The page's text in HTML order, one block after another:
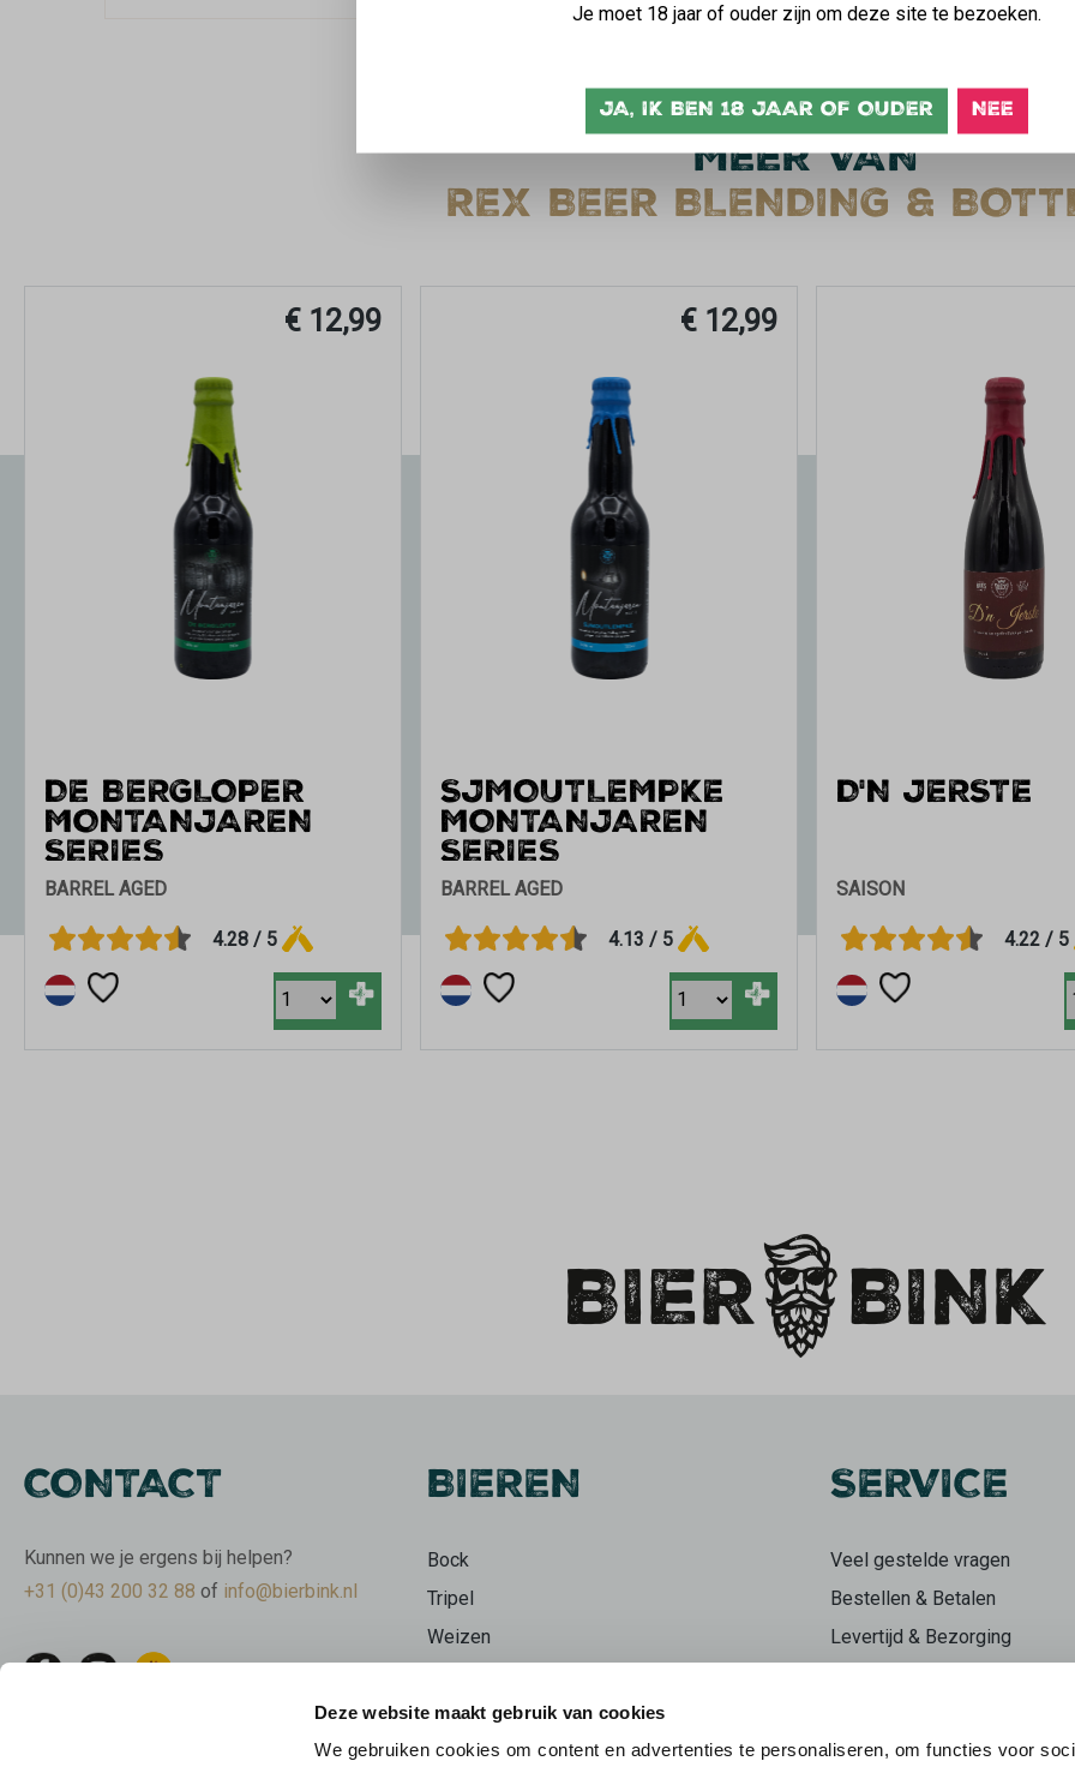
Deze website maakt gebruik van cookies
We gebruiken cookies om content en advertenties te personaliseren, om functies voor
MEER VAN
REX BEER BLENDING &
€ 12,99
DE BERGLOPER
MONTANJAREN
SERIES
BARREL AGED
4.28 / 5
+
€ 12,99
SJMOUTLEMPKE
MONTANJAREN
SERIES
BARREL AGED
4.13 / 5
+
D'N JERSTE
SAISON
4.22 / 5
CONTACT
Kunnen we je ergens bij helpen?
+31 (0)43 200 32 88 of info@bierbink.nl
BIEREN
Bock
Tripel
Weizen
Stout
Bierpakketten
SERVICE
Veel gestelde vragen
Bestellen & Betalen
Levertijd & Bezorging
Herroepingsrecht
Je moet 18 jaar of ouder zijn om deze site te bezoeken.
JA, IK BEN 18 JAAR OF OUDER NEE